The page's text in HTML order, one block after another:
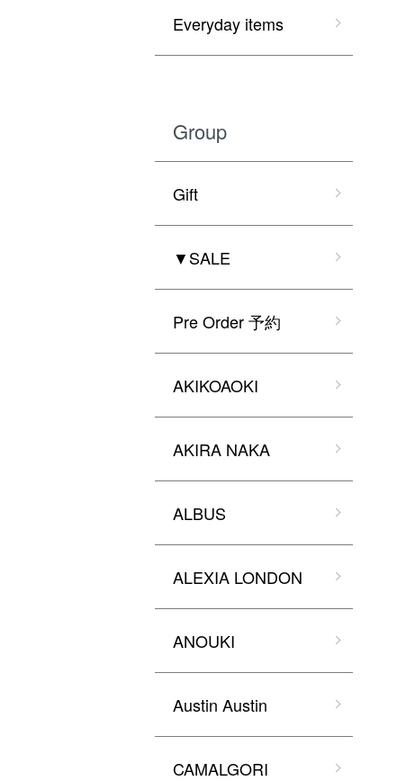
Everyday items
Group
Gift
▼SALE
Pre Order 予約
AKIKOAOKI
AKIRA NAKA
ALBUS
ALEXIA LONDON
ANOUKI
Austin Austin
CAMALGORI